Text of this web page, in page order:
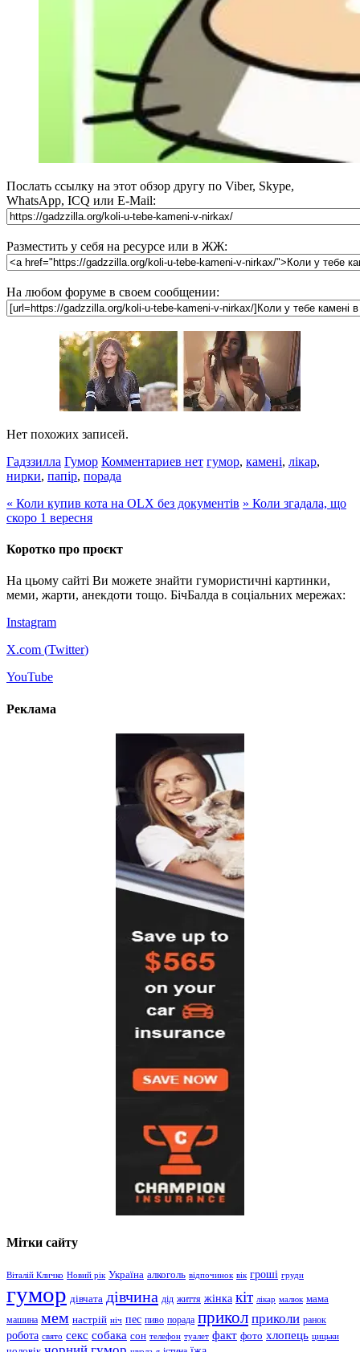
Послать ссылку на этот обзор другу по Viber, Skype,
WhatsApp, ICQ или E-Mail:
Разместить у себя на ресурсе или в ЖЖ:
На любом форуме в своем сообщении:
Нет похожих записей.
Гадззилла Гумор Комментариев нет гумор, камені, лікар,
нирки, папір, порада
« Коли купив кота на OLX без документів » Коли згадала, що
скоро 1 вересня
Коротко про проєкт
На цьому сайті Ви можете знайти гумористичні картинки,
меми, жарти, анекдоти тощо. БічБалда в соціальних мережах:
Instagram
X.com (Twitter)
YouTube
Реклама
Мітки сайту
Віталій Кличко Новий рік Україна алкоголь відпочинок вік гроші груди
гумор дівчата дівчина дід життя жінка кіт лікар малюк мама
машина мем настрій ніч пес пиво порада прикол приколи ранок
робота свято секс собака сон телефон туалет факт фото хлопець цицьки